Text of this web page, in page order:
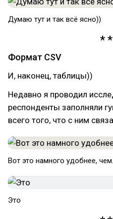
Думаю тут и так всё ясно))
Формат CSV
И, наконец, таблицы))
Недавно я проводил
респонденты заполняли
всего того, что с ним
Вот это намного удобнее,
Это